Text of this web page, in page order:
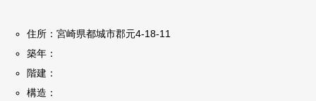
住所：宮崎県都城市郡元4-18-11
築年：
階建：
構造：